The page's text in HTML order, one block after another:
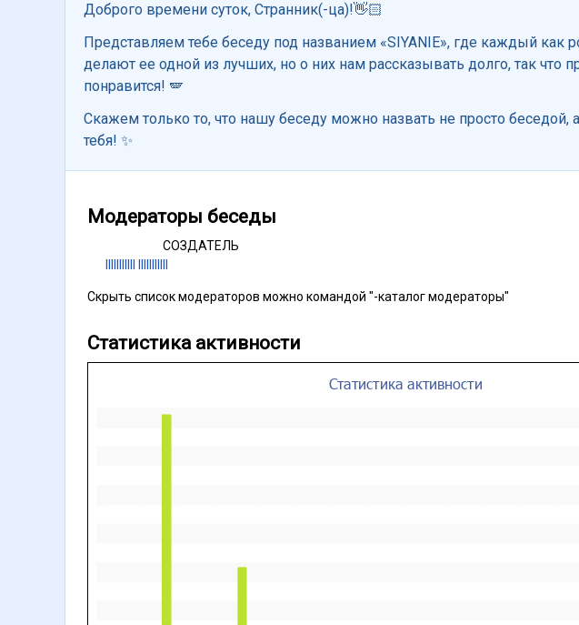
Доброго времени суток, Странник(-ца)!👋🏻
Представляем тебе беседу под названием «SIYANIE», где каждый
делают ее одной из лучших, но о них нам рассказывать долго, так что
понравится! 🪽
Скажем только то, что нашу беседу можно назвать не просто
тебя! ✨
Модераторы беседы
СОЗДАТЕЛЬ
Скрыть список модераторов можно командой "-каталог модераторы"
Статистика активности